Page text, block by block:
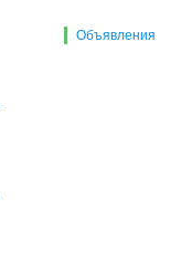
Объявления